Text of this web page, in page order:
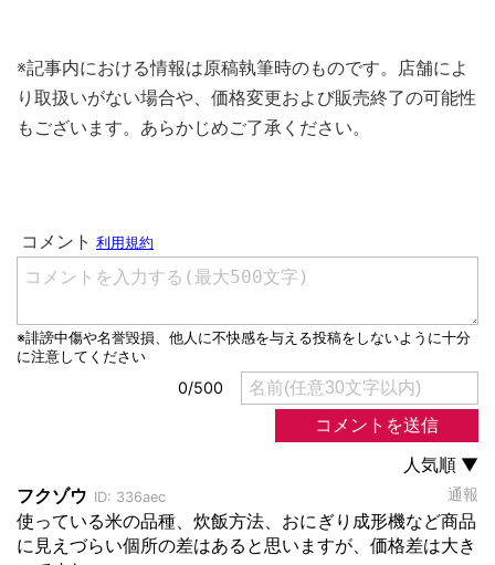
※記事内における情報は原稿執筆時のものです。店舗によ
り取扱いがない場合や、価格変更および販売終了の可能性
もございます。あらかじめご了承ください。